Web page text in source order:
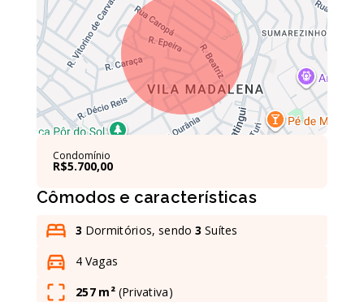
Condomínio
R$5.700,00
Cômodos e características
3 Dormitórios, sendo3 Suítes
4 Vagas
257 m² (Privativa)